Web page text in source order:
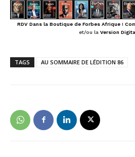
RDV Dans la Boutique de Forbes AfriqueI
et/ou la Version
TAGS AU SOMMAIRE DE LÉDITION 86